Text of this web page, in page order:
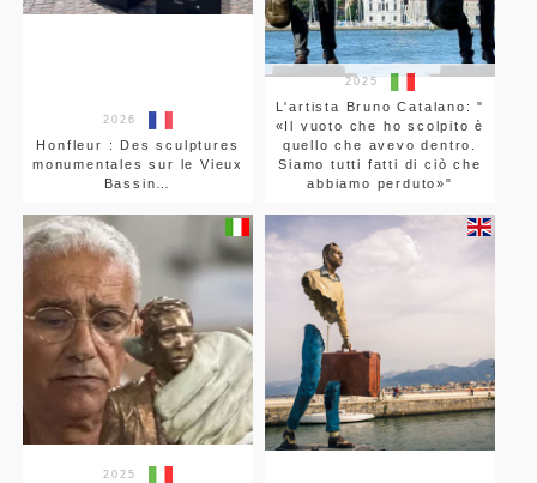
2026
Honfleur : Des sculptures
monumentales sur le Vieux
Bassin…
2025
L'artista Bruno Catalano: "
«Il vuoto che ho scolpito è
quello che avevo dentro.
Siamo tutti fatti di ciò che
abbiamo perduto»"
2025